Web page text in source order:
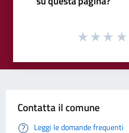
Contatta il comune
Leggi le domande frequenti